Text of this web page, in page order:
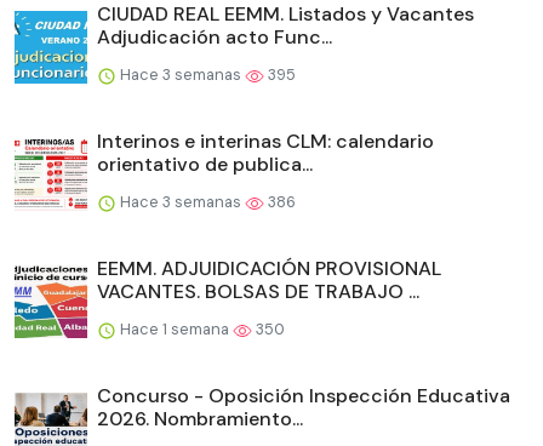
CIUDAD REAL EEMM. Listados y Vacantes
Adjudicación acto Func...
Hace 3 semanas 395
Interinos e interinas CLM: calendario
orientativo de publica...
Hace 3 semanas 386
EEMM. ADJUIDICACIÓN PROVISIONAL
VACANTES. BOLSAS DE TRABAJO ...
Hace 1 semana 350
Concurso - Oposición Inspección Educativa
2026. Nombramiento...